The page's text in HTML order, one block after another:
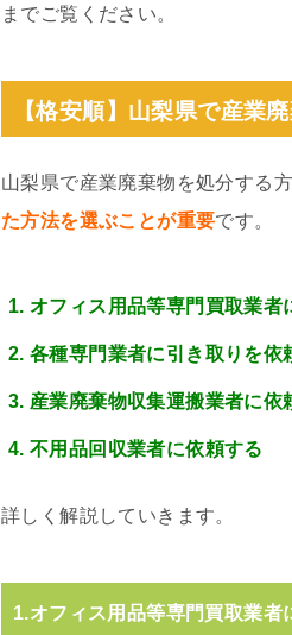
までご覧ください。
【格安順】山梨県で産業
山梨県で産業廃棄物を処分する
た方法を選ぶことが重要です。
オフィス用品等専門買取業者
各種専門業者に引き取りを依
産業廃棄物収集運搬業者に依
不用品回収業者に依頼する
詳しく解説していきます。
1.オフィス用品等専門買取業者